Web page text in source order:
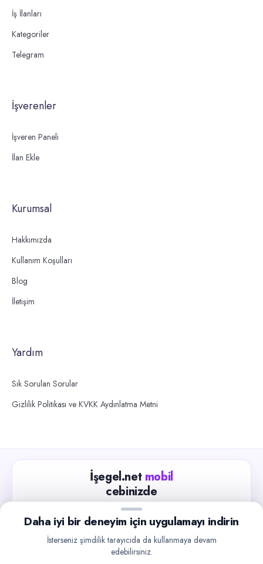
İş İlanları
Kategoriler
Telegram
İşverenler
İşveren Paneli
İlan Ekle
Kurumsal
Hakkımızda
Kullanım Koşulları
Blog
İletişim
Yardım
Sık Sorulan Sorular
Gizlilik Politikası ve KVKK Aydınlatma Metni
İşegel.net mobil
cebinizde
Güncel iş ilanlarını takip edin, işverenlerle hızlıca
iletişime geçin.
Google Play
Daha iyi bir deneyim için uygulamayı indirin
İsterseniz şimdilik tarayıcıda da kullanmaya devam
edebilirsiniz.